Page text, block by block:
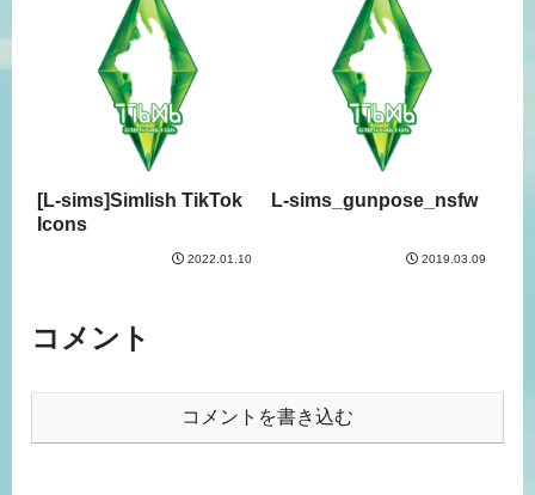
[L-sims]Simlish TikTok
Icons
2022.01.10
L-sims_gunpose_nsfw
2019.03.09
コメント
コメントを書き込む